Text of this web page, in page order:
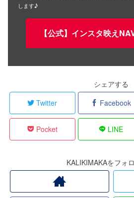
します♪
【公式】インスタ映え
シェアする
Twitter
Facebook
Pocket LINE
KALIKIMAKAをフォ